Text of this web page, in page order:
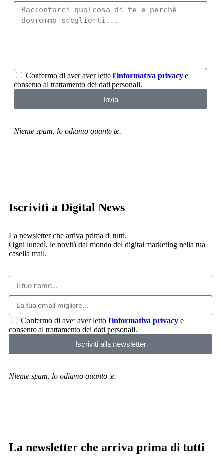
Confermo di aver aver letto l'informativa privacy e
consento al trattamento dei dati personali.
Invia
Niente spam, lo odiamo quanto te.
Iscriviti a Digital News
La newsletter che arriva prima di tutti.
Ogni lunedì, le novità dal mondo del digital marketing nella tua
casella mail.
Confermo di aver aver letto l'informativa privacy e
consento al trattamento dei dati personali.
Iscriviti alla newsletter
Niente spam, lo odiamo quanto te.
La newsletter che arriva prima di tutti